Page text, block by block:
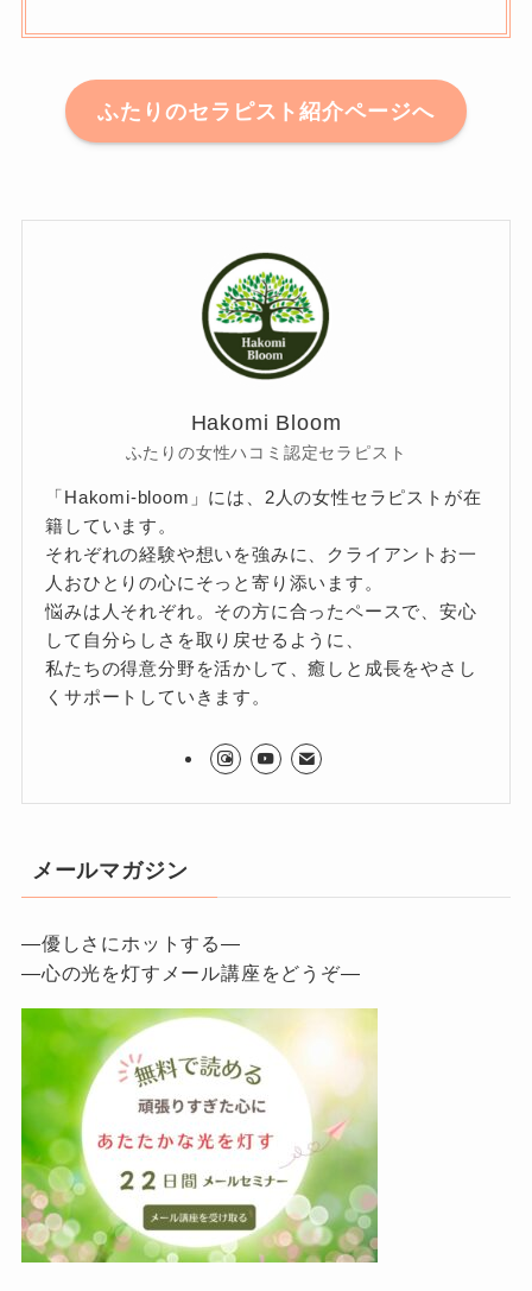
ふたりのセラピスト紹介ページへ
Hakomi Bloom
ふたりの女性ハコミ認定セラピスト
「Hakomi-bloom」には、2人の女性セラピストが在
籍しています。
それぞれの経験や想いを強みに、クライアントお一
人おひとりの心にそっと寄り添います。
悩みは人それぞれ。その方に合ったペースで、安心
して自分らしさを取り戻せるように、
私たちの得意分野を活かして、癒しと成長をやさし
くサポートしていきます。
メールマガジン
—優しさにホットする—
—心の光を灯すメール講座をどうぞ—